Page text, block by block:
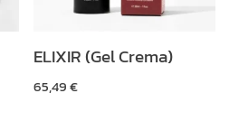
ELIXIR (Gel Crema)
65,49€